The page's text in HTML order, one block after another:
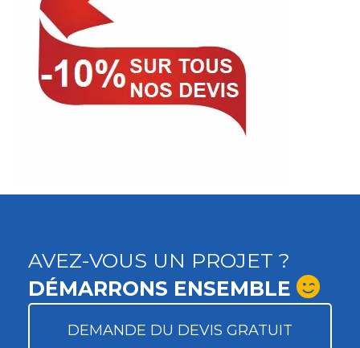
AVEZ-VOUS UN PROJET ?
DÉMARRONS ENSEMBLE
DEMANDE DU DEVIS GRATUIT